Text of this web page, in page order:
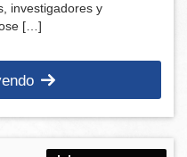
investigadores y
[…]